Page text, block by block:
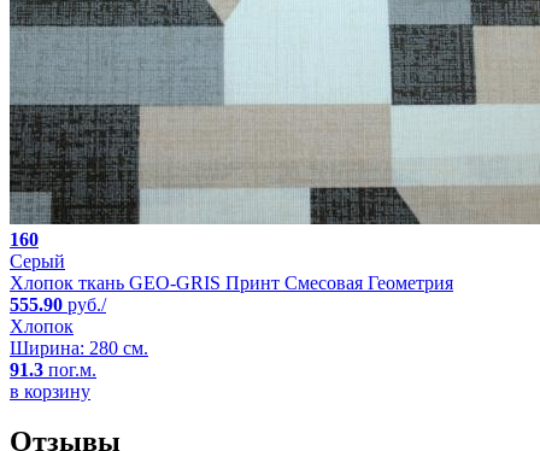
160
Серый
Хлопок ткань GEO-GRIS Принт Смесовая Геометрия
555.90 руб./
Хлопок
Ширина: 280 см.
91.3 пог.м.
в корзину
Отзывы